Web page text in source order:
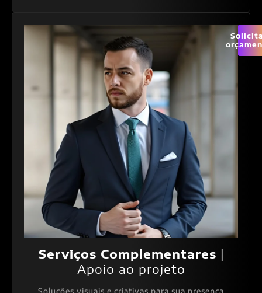
Serviços Complementares |
Apoio ao projeto
Soluções visuais e criativas para sua presença